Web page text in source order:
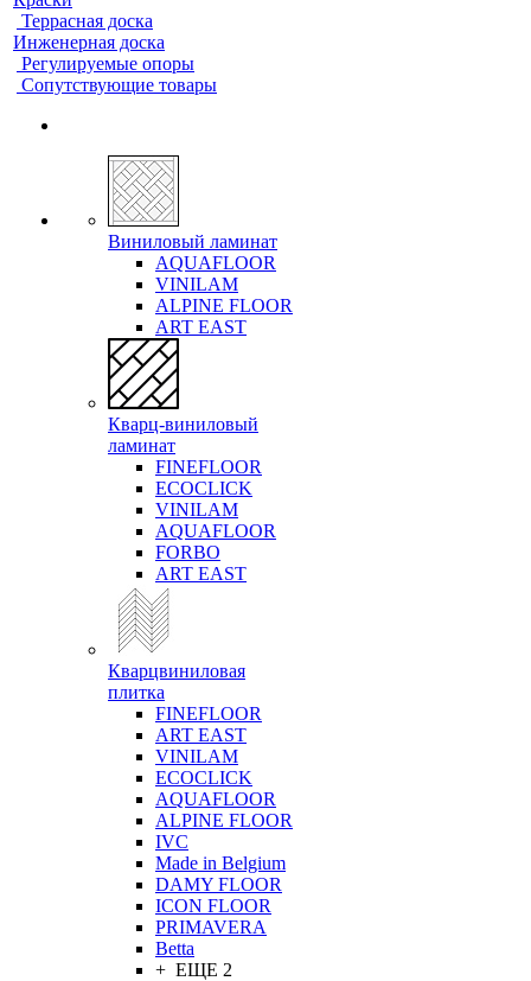
Террасная доска
Инженерная доска
Регулируемые опоры
Сопутствующие товары
Виниловый ламинат
AQUAFLOOR
VINILAM
ALPINE FLOOR
ART EAST
Кварц-виниловый
ламинат
FINEFLOOR
ECOCLICK
VINILAM
AQUAFLOOR
FORBO
ART EAST
Кварцвиниловая
плитка
FINEFLOOR
ART EAST
VINILAM
ECOCLICK
AQUAFLOOR
ALPINE FLOOR
IVC
Made in Belgium
DAMY FLOOR
ICON FLOOR
PRIMAVERA
Betta
+ ЕЩЕ 2